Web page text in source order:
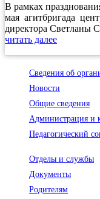
В рамках
мая агитбригада
директора Светланы
читать далее
Сведения об
Новости
Общие сведения
Администрация и
Педагогический
Отделы и службы
Документы
Родителям